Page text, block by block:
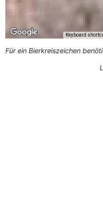
Keyboard
Für ein Bierkreiszeichen